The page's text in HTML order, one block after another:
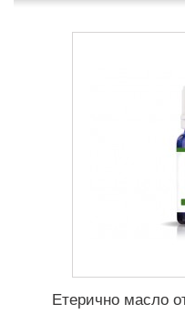
Етерично масло